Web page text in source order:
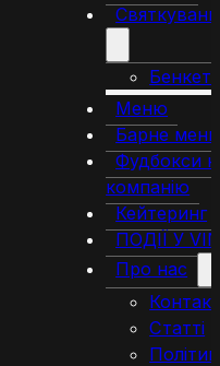
Меню
Барне
Фудбокси
компанію
Кейтеринг
ПОДІЇ У
Про нас
Статті